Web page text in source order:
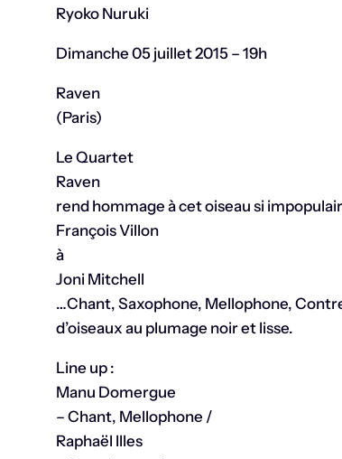
Ryoko Nuruki
Dimanche 05 juillet 2015 – 19h
Raven
(Paris)
Le Quartet
Raven
rend hommage à cet oiseau si
François Villon
à
Joni Mitchell
…Chant, Saxophone, Mellophone,
d’oiseaux au plumage noir et lisse.
Line up :
Manu Domergue
– Chant, Mellophone /
Raphaël Illes